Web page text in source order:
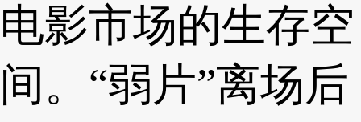
电影市场的生存空
间。“弱片”离场后